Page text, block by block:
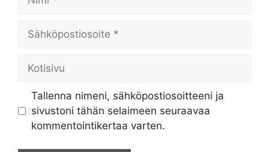
Sähköpostiosoite
Kotisivu
Tallenna nimeni, sähköpostiosoitteeni ja
sivustoni tähän selaimeen seuraavaa
kommentointikertaa varten.